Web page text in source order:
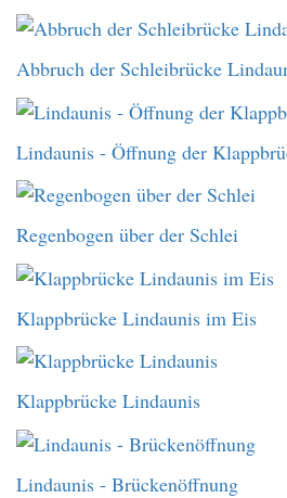
Abbruch der Schleibrücke
Lindaunis - Öffnung der
Regenbogen über der Schlei
Klappbrücke Lindaunis im Eis
Klappbrücke Lindaunis
Lindaunis - Brückenöffnung